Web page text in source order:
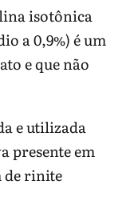
isotônica
a 0,9%) é um
e que não
e utilizada
presente em
de rinite